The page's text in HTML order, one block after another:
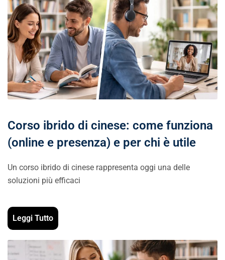
Corso ibrido di cinese: come funziona
(online e presenza) e per chi è utile
Un corso ibrido di cinese rappresenta oggi una delle
soluzioni più efficaci
Leggi Tutto